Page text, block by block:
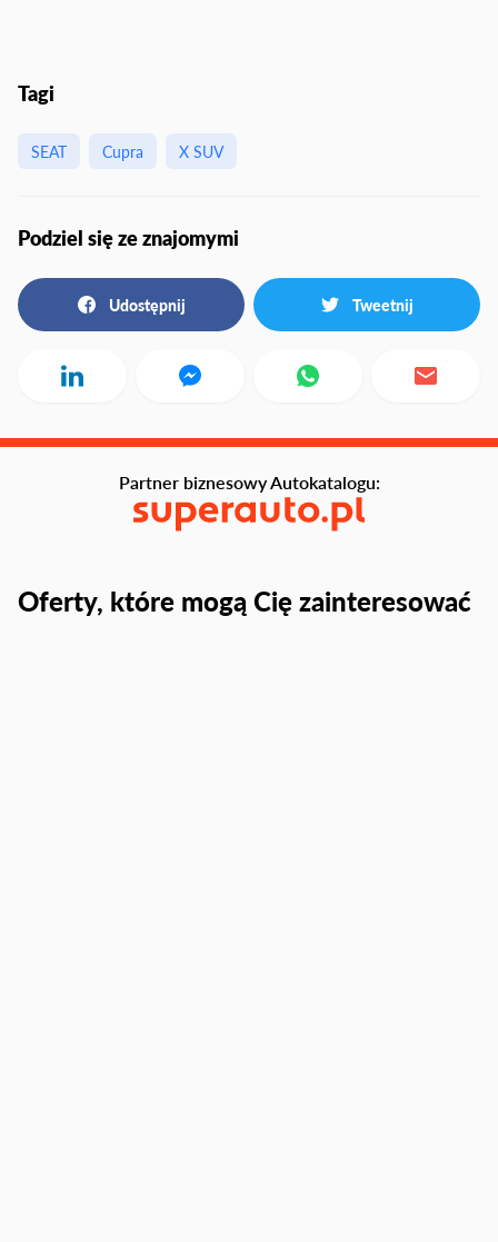
Tagi
SEAT Cupra X SUV
Podziel się ze znajomymi
Udostępnij Tweetnij
Oferty, które mogą Cię zainteresować
Partner biznesowy Autokatalogu: